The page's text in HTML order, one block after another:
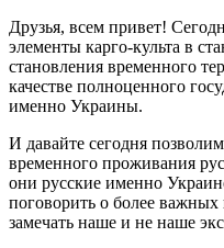
Друзья, всем привет!
элементы карго-культа в
становления временного
качестве полноценного
именно Украины.
И давайте сегодня
временного проживания
они русские именно
поговорить о более
замечать наше и не наше